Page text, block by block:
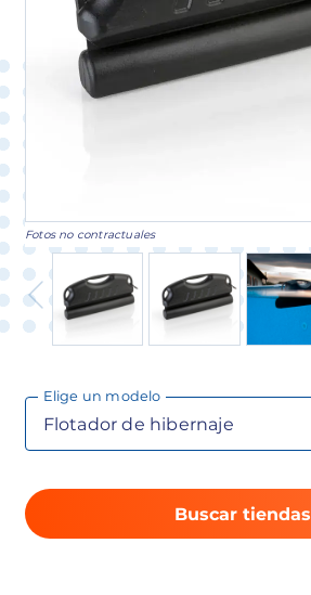
Fotos no contractuales
Elige un modelo
Buscar tiendas